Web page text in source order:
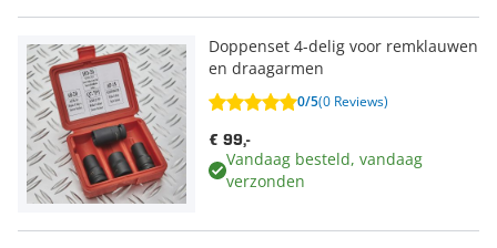
Doppenset 4-delig voor remklauwen
en draagarmen
0/5(0 Reviews)
€ 99,-
Vandaag besteld, vandaag
verzonden